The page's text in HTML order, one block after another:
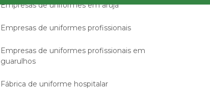
Empresas de uniformes em arujá
Empresas de uniformes profissionais
Empresas de uniformes profissionais em
guarulhos
Fábrica de uniforme hospitalar